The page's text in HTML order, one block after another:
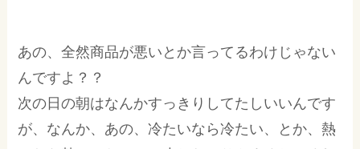
あの、全然商品が悪いとか言ってるわけじゃない
んですよ？？
次の日の朝はなんかすっきりしてたしいいんです
が、なんか、あの、冷たいなら冷たい、とか、熱